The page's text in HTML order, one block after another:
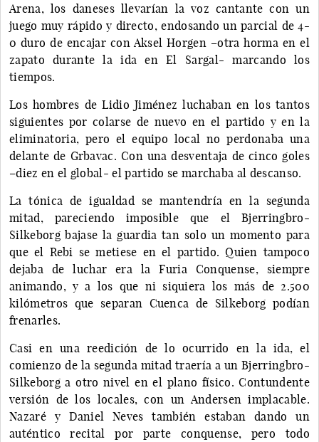
Arena, los daneses llevarían la voz cantante con un
juego muy rápido y directo, endosando un parcial de 4-
0 duro de encajar con Aksel Horgen –otra horma en el
zapato durante la ida en El Sargal- marcando los
tiempos.
Los hombres de Lidio Jiménez luchaban en los tantos
siguientes por colarse de nuevo en el partido y en la
eliminatoria, pero el equipo local no perdonaba una
delante de Grbavac. Con una desventaja de cinco goles
–diez en el global- el partido se marchaba al descanso.
La tónica de igualdad se mantendría en la segunda
mitad, pareciendo imposible que el Bjerringbro-
Silkeborg bajase la guardia tan solo un momento para
que el Rebi se metiese en el partido. Quien tampoco
dejaba de luchar era la Furia Conquense, siempre
animando, y a los que ni siquiera los más de 2.500
kilómetros que separan Cuenca de Silkeborg podían
frenarles.
Casi en una reedición de lo ocurrido en la ida, el
comienzo de la segunda mitad traería a un Bjerringbro-
Silkeborg a otro nivel en el plano físico. Contundente
versión de los locales, con un Andersen implacable.
Nazaré y Daniel Neves también estaban dando un
auténtico recital por parte conquense, pero todo